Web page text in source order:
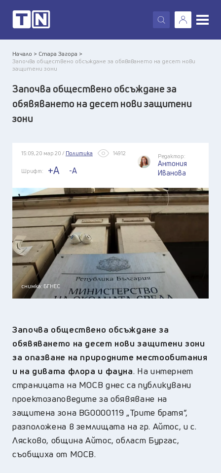
X
Начало > Стара Загора >
Започва обществено обсъждане за обявяването на десет нови
защитени зони
Започва обществено обсъждане за
обявяването на десет нови защитени
зони
15:09, 20 мар 20 / Политика 14912
Шрифт: +A -A
Редактор:
Антония
Иванова
снимка: БГНЕС
Започва обществено обсъждане за
обявяването на десет нови защитени зони
за опазване на природните местообитания
и на дивата флора и фауна. На интернет
страницата на МОСВ днес са публикувани
проектозаповедите за обявяване на
защитена зона BG0000119 „Трите братя”,
разположена в землищата на гр. Айтос, и с.
Лясково, община Айтос, област Бургас,
съобщиха от МОСВ.